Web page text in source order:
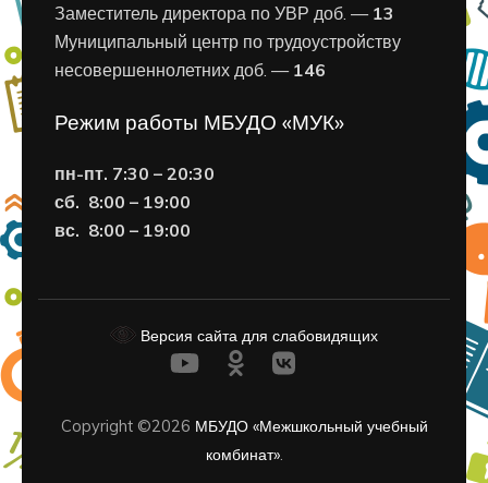
Заместитель директора по УВР доб. — 13
Муниципальный центр по трудоустройству
несовершеннолетних доб. — 146
Режим работы МБУДО «МУК»
пн-пт. 7:30 – 20:30
сб. 8:00 – 19:00
вс. 8:00 – 19:00
Версия сайта для слабовидящих
Copyright ©2026 МБУДО «Межшкольный учебный
комбинат».